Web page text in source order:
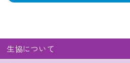
生協について